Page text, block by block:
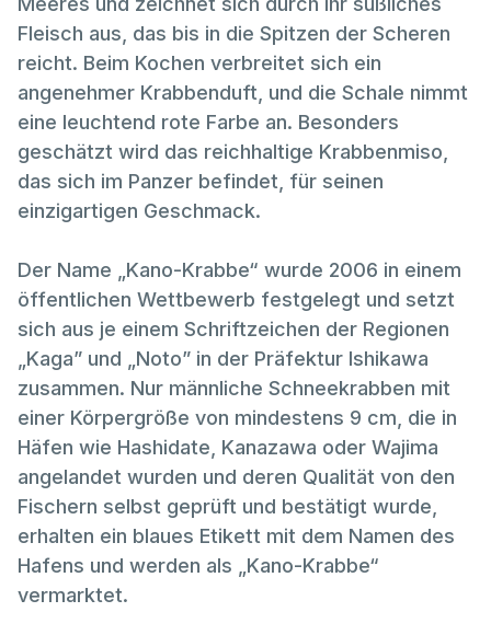
Fleisch aus, das bis in die Spitzen der Scheren
reicht. Beim Kochen verbreitet sich ein
angenehmer Krabbenduft, und die Schale nimmt
eine leuchtend rote Farbe an. Besonders
geschätzt wird das reichhaltige Krabbenmiso,
das sich im Panzer befindet, für seinen
einzigartigen Geschmack.
Der Name „Kano-Krabbe“ wurde 2006 in einem
öffentlichen Wettbewerb festgelegt und setzt
sich aus je einem Schriftzeichen der Regionen
„Kaga” und „Noto” in der Präfektur Ishikawa
zusammen. Nur männliche Schneekrabben mit
einer Körpergröße von mindestens 9 cm, die in
Häfen wie Hashidate, Kanazawa oder Wajima
angelandet wurden und deren Qualität von den
Fischern selbst geprüft und bestätigt wurde,
erhalten ein blaues Etikett mit dem Namen des
Hafens und werden als „Kano-Krabbe“
vermarktet.